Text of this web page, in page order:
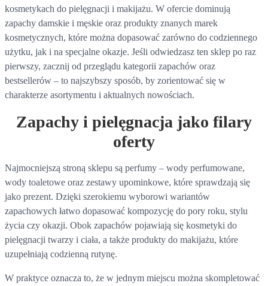
kosmetykach do pielęgnacji i makijażu. W ofercie dominują
zapachy damskie i męskie oraz produkty znanych marek
kosmetycznych, które można dopasować zarówno do codziennego
użytku, jak i na specjalne okazje. Jeśli odwiedzasz ten sklep po raz
pierwszy, zacznij od przeglądu kategorii zapachów oraz
bestsellerów – to najszybszy sposób, by zorientować się w
charakterze asortymentu i aktualnych nowościach.
Zapachy i pielęgnacja jako filary
oferty
Najmocniejszą stroną sklepu są perfumy – wody perfumowane,
wody toaletowe oraz zestawy upominkowe, które sprawdzają się
jako prezent. Dzięki szerokiemu wyborowi wariantów
zapachowych łatwo dopasować kompozycję do pory roku, stylu
życia czy okazji. Obok zapachów pojawiają się kosmetyki do
pielęgnacji twarzy i ciała, a także produkty do makijażu, które
uzupełniają codzienną rutynę.
W praktyce oznacza to, że w jednym miejscu można skompletować